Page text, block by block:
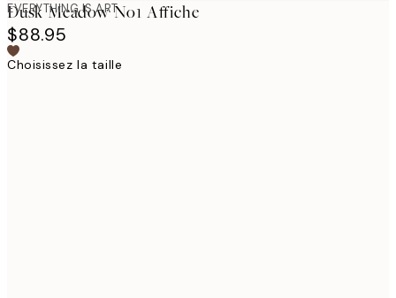
EVERYTHING IS ART
Dusk Meadow No1 Affiche
$88.95
Choisissez la taille